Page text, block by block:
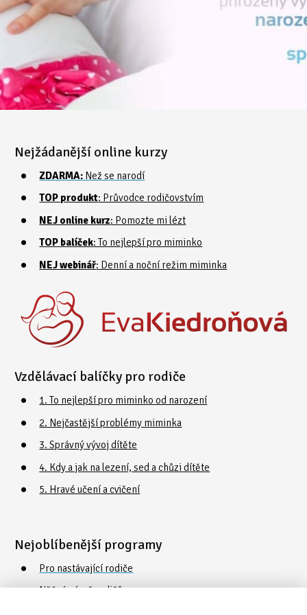
Nejžádanější online kurzy
ZDARMA: Než se narodí
TOP produkt: Průvodce rodičovstvím
NEJ online kurz: Pomozte mi lézt
TOP balíček: To nejlepší pro miminko
NEJ webinář: Denní a noční režim miminka
Vzdělávací balíčky pro rodiče
1. To nejlepší pro miminko od narození
2. Nejčastější problémy miminka
3. Správný vývoj dítěte
4. Kdy a jak na lezení, sed a chůzi dítěte
5. Hravé učení a cvičení
Nejoblíbenější programy
Pro nastávající rodiče
Něžná náruč rodičů